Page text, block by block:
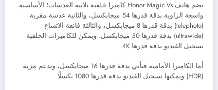
يضم هاتف Honor Magic Vs كاميرا خلفية ثلاثية العدسات؛ الأساسية
واسعة الزاوية بدقة قدرها 54 ميجابكسل، والثانية عدسة مقربة
(telephoto) بدقة قدرها 8 ميجابكسل، والثالثة فائقة الاتساع
(ultrawide) بدقة قدرها 50 ميجابكسل. ويمكن للكاميرات الخلفية
تسجيل الفيديو بدقة قدرها 4K.
أما الكاميرا الأمامية فتأتي بدقة قدرها 16 ميجابكسل، وتدعم مزية
(HDR) ويمكنها تسجيل الفيديو بدقة قدرها 1080 بكسلًا.